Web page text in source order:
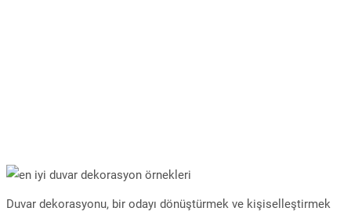
Duvar dekorasyonu, bir odayı dönüştürmek ve kişiselleştirmek